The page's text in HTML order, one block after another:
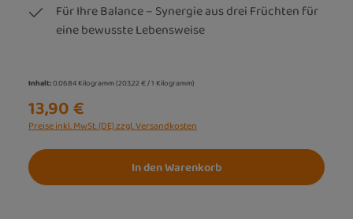
Für Ihre Balance – Synergie aus drei Früchten für
eine bewusste Lebensweise
Inhalt:0.0684 Kilogramm(203,22 € / 1 Kilogramm)
13,90 €
Preise inkl. MwSt. (DE) zzgl. Versandkosten
In den Warenkorb